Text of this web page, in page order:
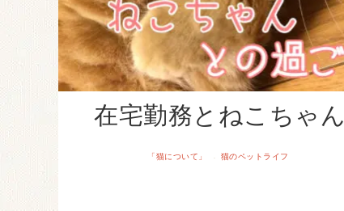
在宅勤務とねこちゃん
「猫について」 · 猫のペットライフ